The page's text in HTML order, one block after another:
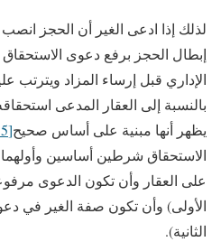
لذلك إذا ادعى الغير أن الحجز
إبطال الحجز برفع دعوى
الإداري قبل إرساء المزاد ويترتب
بالنسبة إلى العقار المدعى
يظهر أنها مبنية على أساس صحيح[35]
الاستحقاق شرطين أساسين
على العقار وأن تكون الدعوى
الأولى) وأن تكون صفة الغير في
الثانية).